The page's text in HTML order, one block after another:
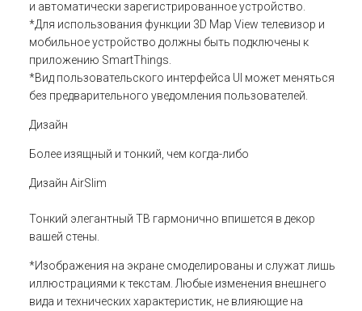
и автоматически зарегистрированное устройство.
*Для использования функции 3D Map View телевизор и
мобильное устройство должны быть подключены к
приложению SmartThings.
*Вид пользовательского интерфейса UI может меняться
без предварительного уведомления пользователей.
Дизайн
Более изящный и тонкий, чем когда-либо
Дизайн AirSlim
Тонкий элегантный ТВ гармонично впишется в декор
вашей стены.
*Изображения на экране смоделированы и служат лишь
иллюстрациями к текстам. Любые изменения внешнего
вида и технических характеристик, не влияющие на